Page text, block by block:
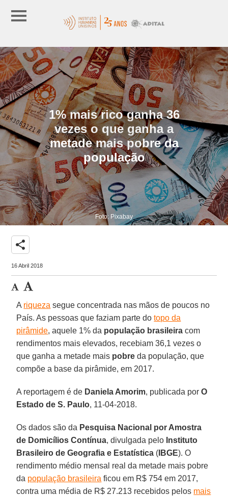
1% mais rico ganha 36
vezes o que ganha a
metade mais pobre da
população
Foto: Pixabay
share
16 Abril 2018
A riqueza segue concentrada nas mãos de poucos no
País. As pessoas que faziam parte dotopo da
pirâmide, aquele 1% da população brasileira com
rendimentos mais elevados, recebiam 36,1 vezes o
que ganha a metade mais pobre da população, que
compõe a base da pirâmide, em 2017.
A reportagem é de Daniela Amorim, publicada porO
Estado de S. Paulo, 11-04-2018.
Os dados são da Pesquisa Nacional por Amostra
de Domicílios Contínua, divulgada pelo Instituto
Brasileiro de Geografia e Estatística ( IBGE). O
rendimento médio mensal real da metade mais pobre
da população brasileira ficou em R$ 754 em 2017,
contra uma média de R$ 27.213 recebidos pelos mais